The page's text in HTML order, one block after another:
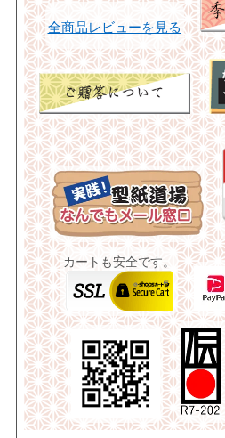
全商品レビューを見る
カートも安全です。